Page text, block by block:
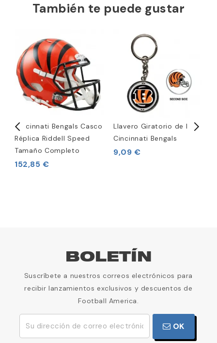
También te puede gustar
Cincinnati Bengals Casco
Réplica Riddell Speed
Tamaño Completo
152,85 €
Llavero Giratorio de los
Cincinnati Bengals
9,09 €
BOLETÍN
Suscríbete a nuestros correos electrónicos para
recibir lanzamientos exclusivos y descuentos de
Football America.
OK